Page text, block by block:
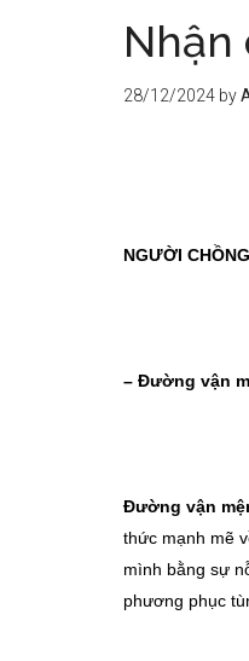
Nhận
28/12/2024 by
NGƯỜI
– Đường vận
Đường vận
thức mạnh mẽ
mình bằng sự
phương phục